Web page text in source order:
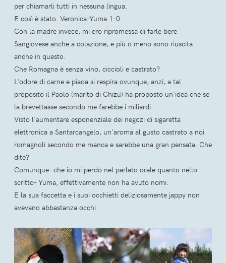
per chiamarli tutti in nessuna lingua.
E così è stato. Veronica-Yuma 1-0
Con la madre invece, mi ero ripromessa di farle bere
Sangiovese anche a colazione, e più o meno sono riuscita
anche in questo.
Che Romagna è senza vino, ciccioli e castrato?
L'odore di carne e piada si respira ovunque, anzi, a tal
proposito il Paolo (marito di Chizu) ha proposto un'idea che se
la brevettasse secondo me farebbe i miliardi.
Visto l'aumentare esponenziale dei negozi di sigaretta
elettronica a Santarcangelo, un'aroma al gusto castrato a noi
romagnoli secondo me manca e sarebbe una gran pensata. Che
dite?
Comunque -che io mi perdo nel parlato orale quanto nello
scritto- Yuma, effettivamente non ha avuto nomi.
E la sua faccetta e i suoi occhietti deliziosamente jappy non
avevano abbastanza occhi.